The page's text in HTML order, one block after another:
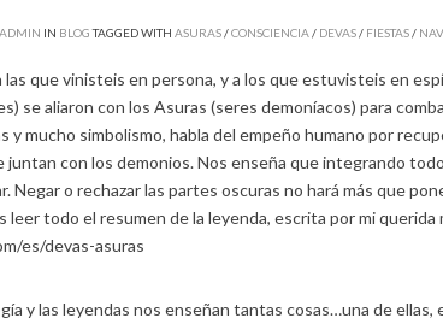
ADMIN IN BLOGTAGGED WITH ASURAS/CONSCIENCIA / DEVAS/ FIESTAS/
las que vinisteis en persona, y a los que estuvisteis en
se aliaron con los Asuras (seres demoníacos) para
y mucho simbolismo, habla del empeño humano por
juntan con los demonios. Nos enseña que integrando
Negar o rechazar las partes oscuras no hará más que
leer todo el resumen de la leyenda, escrita por mi querida
es/devas-asuras
y las leyendas nos enseñan tantas cosas…una de